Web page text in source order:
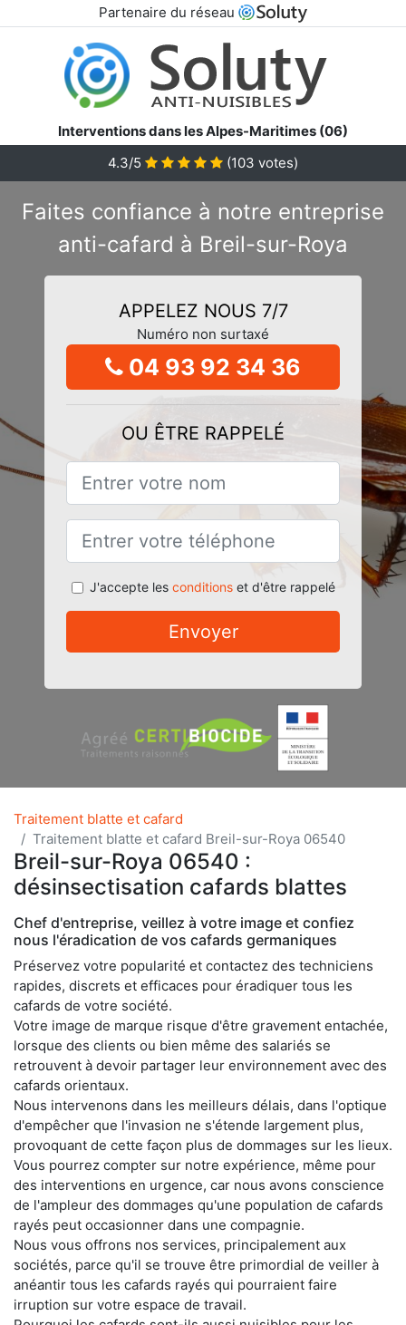
Partenaire du réseau
Interventions dans les Alpes-Maritimes (06)
4.3/5
(103 votes)
Faites confiance à notre entreprise
anti-cafard à Breil-sur-Roya
APPELEZ NOUS 7/7
Numéro non surtaxé
04 93 92 34 36
OU ÊTRE RAPPELÉ
J'accepte les conditionset d'être rappelé
Envoyer
Traitement blatte et cafard
Traitement blatte et cafard Breil-sur-Roya 06540
Breil-sur-Roya 06540 :
désinsectisation cafards blattes
Chef d'entreprise, veillez à votre image et confiez
nous l'éradication de vos cafards germaniques
Préservez votre popularité et contactez des techniciens
rapides, discrets et efficaces pour éradiquer tous les
cafards de votre société.
Votre image de marque risque d'être gravement entachée,
lorsque des clients ou bien même des salariés se
retrouvent à devoir partager leur environnement avec des
cafards orientaux.
Nous intervenons dans les meilleurs délais, dans l'optique
d'empêcher que l'invasion ne s'étende largement plus,
provoquant de cette façon plus de dommages sur les lieux.
Vous pourrez compter sur notre expérience, même pour
des interventions en urgence, car nous avons conscience
de l'ampleur des dommages qu'une population de cafards
rayés peut occasionner dans une compagnie.
Nous vous offrons nos services, principalement aux
sociétés, parce qu'il se trouve être primordial de veiller à
anéantir tous les cafards rayés qui pourraient faire
irruption sur votre espace de travail.